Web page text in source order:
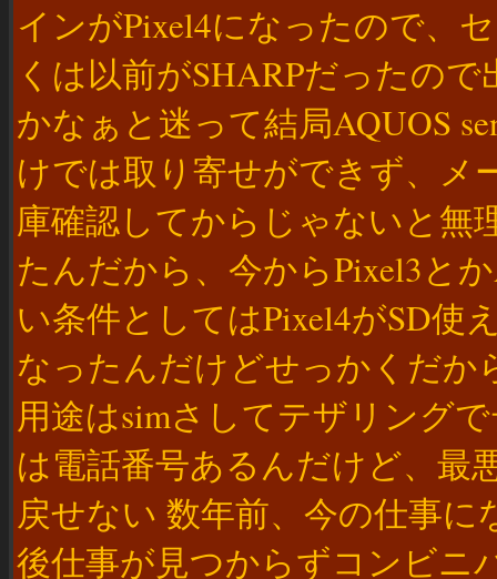
インがPixel4になったので、
くは以前がSHARPだったの
かなぁと迷って結局AQUOS
けでは取り寄せができず、メ
庫確認してからじゃないと無
たんだから、今からPixel3と
い条件としてはPixel4がSD使
なったんだけどせっかくだか
用途はsimさしてテザリング
は電話番号あるんだけど、最
戻せない 数年前、今の仕事
後仕事が見つからずコンビニ